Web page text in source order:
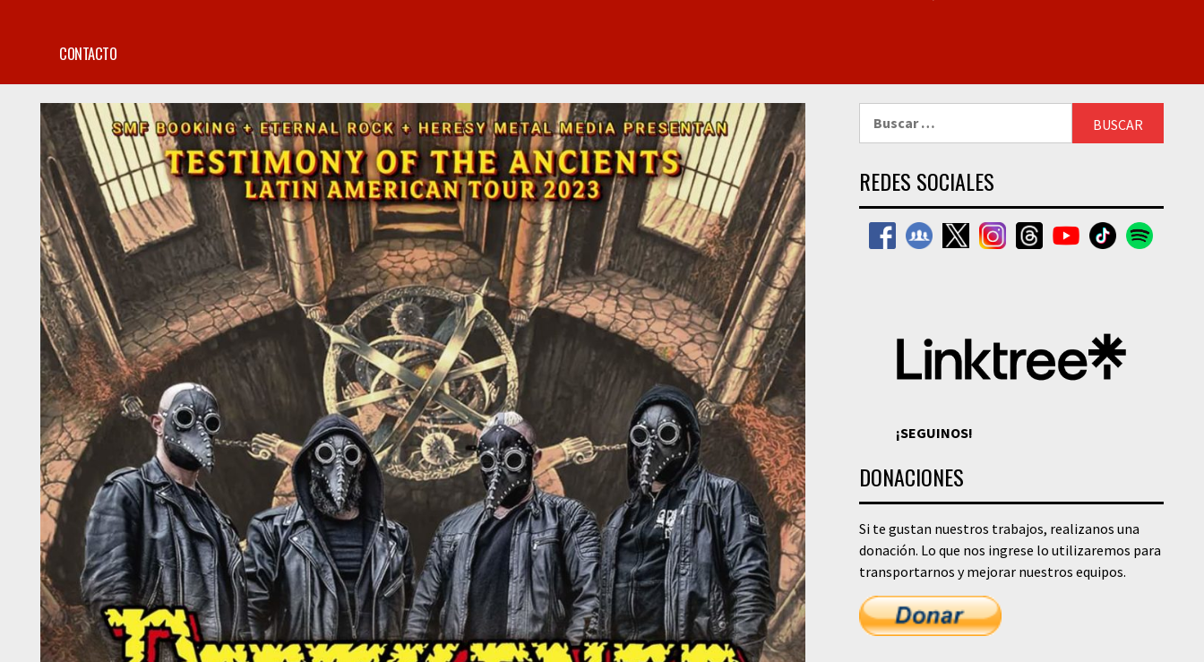
CONTACTO
REDES SOCIALES
¡SEGUINOS!
DONACIONES
Si te gustan nuestros trabajos, realizanos una
donación. Lo que nos ingrese lo utilizaremos para
transportarnos y mejorar nuestros equipos.